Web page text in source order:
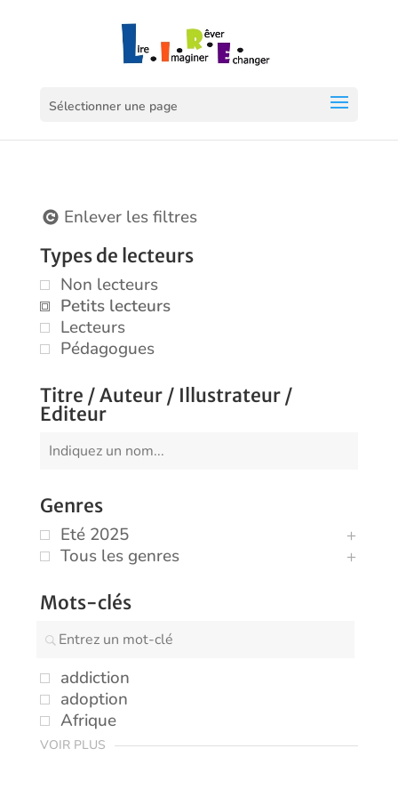
Sélectionner une page
Enlever les filtres
Types de lecteurs
Non lecteurs
Petits lecteurs
Lecteurs
Pédagogues
Titre / Auteur / Illustrateur /
Editeur
Genres
Eté 2025
Tous les genres
Mots-clés
addiction
adoption
Afrique
VOIR PLUS